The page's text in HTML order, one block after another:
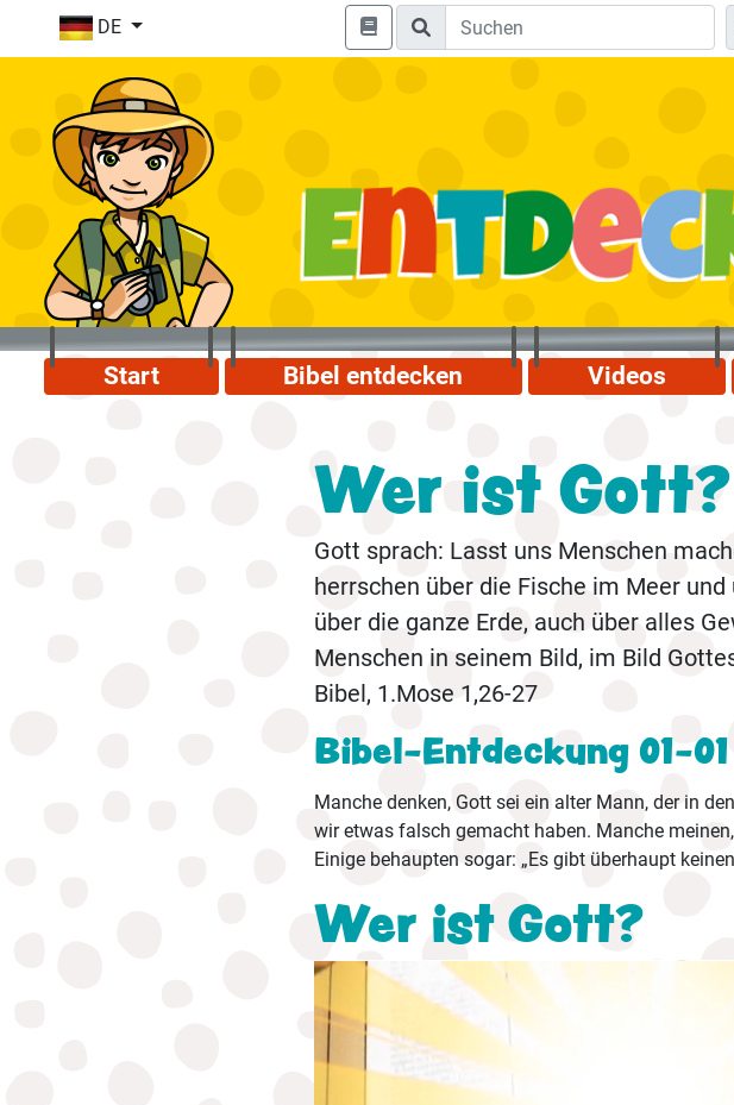
DE
Start Bibel entdecken Videos
Wer ist Gott?
Gott sprach: Lasst uns Menschen
herrschen über die Fische im Meer
über die ganze Erde, auch über alles
Menschen in seinem Bild, im Bild
Bibel, 1.Mose 1,26-27
Bibel-Entdeckung 01-01
Manche denken, Gott sei ein alter Mann, der in
wir etwas falsch gemacht haben. Manche
Einige behaupten sogar: „Es gibt überhaupt
Wer ist Gott?